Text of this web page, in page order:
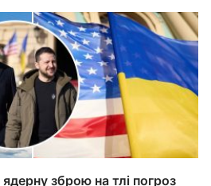
ядерну зброю на тлі погроз